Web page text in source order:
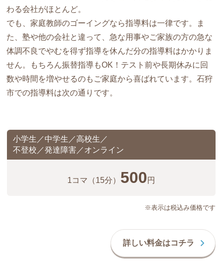
わる会社がほとんど。
でも、家庭教師のゴーイングなら指導料は一律です。ま
た、塾や他の会社と違って、急な用事やご家族の方の急な
体調不良でやむを得ず指導を休んだ分の指導料はかかりま
せん。もちろん振替指導もOK！テスト前や長期休みに回
数や時間を増やせるのもご家庭から喜ばれています。石狩
市での指導料は次の通りです。
※表示は税込み価格です
小学生／中学生／高校生／
不登校／発達障害／オンライン
1コマ （15分） 500 円
詳しい料金はコチラ